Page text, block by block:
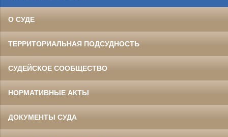
О СУДЕ
ТЕРРИТОРИАЛЬНАЯ ПОДСУДНОСТЬ
СУДЕЙСКОЕ СООБЩЕСТВО
НОРМАТИВНЫЕ АКТЫ
ДОКУМЕНТЫ СУДА